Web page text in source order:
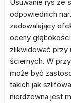
Usuwanie rys ze
odpowiednich
zadowalający
oceny
zlikwidować przy
ściernych. W
może być
takich jak
nierdzewna jest